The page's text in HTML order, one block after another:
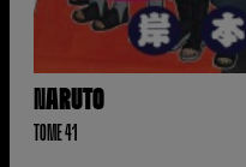
NARUTO
TOME 41